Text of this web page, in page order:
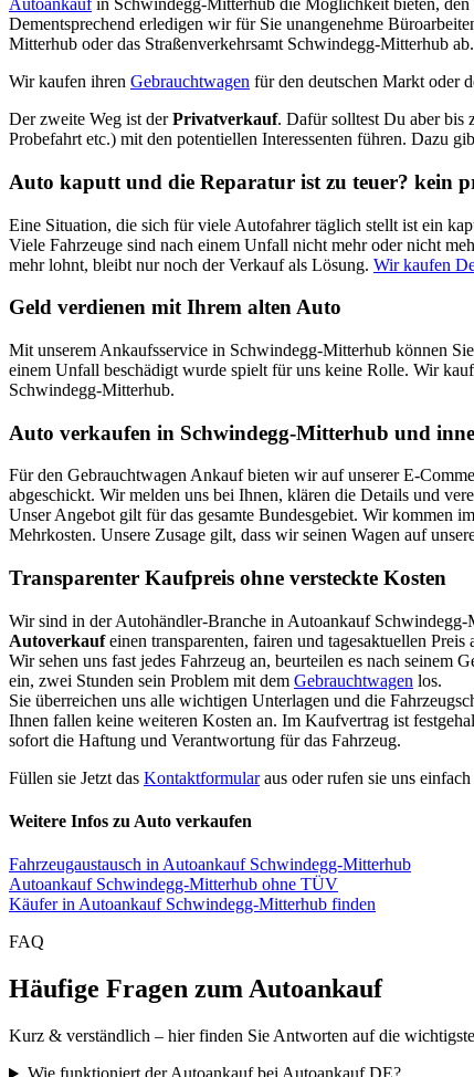
Autoankaufin Schwindegg-Mitterhub die Möglichkeit bieten, den
Dementsprechend erledigen wir für Sie unangenehme
Mitterhub oder das Straßenverkehrsamt Schwindegg-Mitterhub ab.
Wir kaufen ihren Gebrauchtwagen für den deutschen Markt oder
Der zweite Weg ist derPrivatverkauf. Dafür solltest Du aber bis
Probefahrt etc.) mit den potentiellen Interessenten führen. Dazu
Auto kaputt und die Reparatur ist zu teuer? kein
Eine Situation, die sich für viele Autofahrer täglich stellt ist ein
Viele Fahrzeuge sind nach einem Unfall nicht mehr oder nicht
mehr lohnt, bleibt nur noch der Verkauf als Lösung. Wir kaufen
Geld verdienen mit Ihrem alten Auto
Mit unserem Ankaufsservice in Schwindegg-Mitterhub können
einem Unfall beschädigt wurde spielt für uns keine Rolle. Wir
Schwindegg-Mitterhub.
Auto verkaufen in Schwindegg-Mitterhub und
Für den Gebrauchtwagen Ankauf bieten wir auf unserer E-
abgeschickt. Wir melden uns bei Ihnen, klären die Details und
Unser Angebot gilt für das gesamte Bundesgebiet. Wir kommen
Mehrkosten. Unsere Zusage gilt, dass wir seinen Wagen auf
Transparenter Kaufpreis ohne versteckte Kosten
Wir sind in der Autohändler-Branche in Autoankauf Schwindegg-
Autoverkaufeinen transparenten, fairen und tagesaktuellen
Wir sehen uns fast jedes Fahrzeug an, beurteilen es nach seinem
ein, zwei Stunden sein Problem mit dem Gebrauchtwagen los.
Sie überreichen uns alle wichtigen Unterlagen und die
Ihnen fallen keine weiteren Kosten an. Im Kaufvertrag ist
sofort die Haftung und Verantwortung für das Fahrzeug.
Füllen sie Jetzt das Kontaktformularaus oder rufen sie uns
Weitere Infos zu Auto verkaufen
Fahrzeugaustausch in Autoankauf Schwindegg-Mitterhub
Autoankauf Schwindegg-Mitterhub ohne TÜV
Käufer in Autoankauf Schwindegg-Mitterhub finden
FAQ
Häufige Fragen zum Autoankauf
Kurz & verständlich – hier finden Sie Antworten auf die